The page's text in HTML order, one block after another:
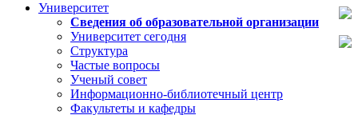
Университет
Сведения об образовательной организации
Университет сегодня
Структура
Частые вопросы
Ученый совет
Информационно-библиотечный центр
Факультеты и кафедры